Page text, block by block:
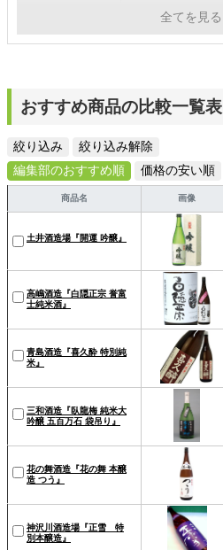
全てを見る
おすすめ商品の比較一覧表
絞り込み
絞り込み解除
編集部のおすすめ順
価格の安い順
商品名 画像
土井酒造場『開運 吟醸』
高嶋酒造『白隠正宗 誉富
士純米酒』
青島酒造『喜久酔 特別純
米』
三和酒造『臥龍梅 純米大
吟醸 五百万石 袋吊り』
花の舞酒造『花の舞 本醸
造 つう』
神沢川酒造場『正雪 特
別本醸造』